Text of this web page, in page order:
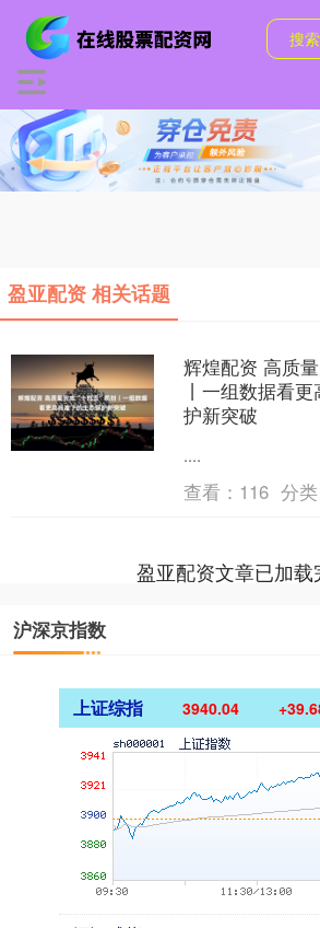
盈亚配资 相关话题
辉煌配资 高质
丨一组数据看
护新突破
....
查看： 116 分类
盈亚配资文章已加载
沪深京指数
上证综指 3940.04